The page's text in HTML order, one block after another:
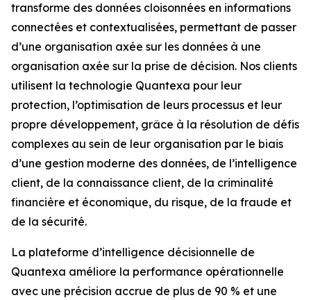
transforme des données cloisonnées en informations
connectées et contextualisées, permettant de passer
d’une organisation axée sur les données à une
organisation axée sur la prise de décision. Nos clients
utilisent la technologie Quantexa pour leur
protection, l’optimisation de leurs processus et leur
propre développement, grâce à la résolution de défis
complexes au sein de leur organisation par le biais
d’une gestion moderne des données, de l’intelligence
client, de la connaissance client, de la criminalité
financière et économique, du risque, de la fraude et
de la sécurité.
La plateforme d’intelligence décisionnelle de
Quantexa améliore la performance opérationnelle
avec une précision accrue de plus de 90 % et une